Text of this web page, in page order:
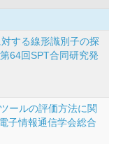
する線形識別子の探
64回SPT合同研究発
ールの評価方法に関
子情報通信学会総合